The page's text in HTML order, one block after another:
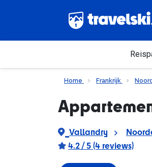
Home Frankrijk
Vallandry
4.2 / 5 (4 reviews)